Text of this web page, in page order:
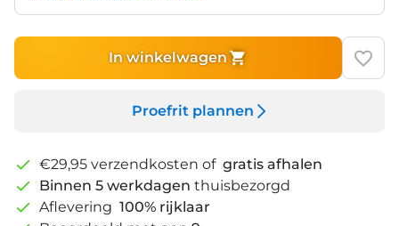
In winkelwagen
Proefrit plannen
€29,95 verzendkosten of gratis afhalen
Binnen 5 werkdagen thuisbezorgd
Aflevering 100% rijklaar